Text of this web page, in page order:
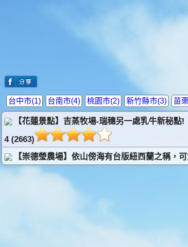
台中市(1) 台南市(4) 桃園市(2) 新竹縣市(3) 苗
【花蓮景點】吉蒸牧場-瑞穗另一處乳牛新秘點!
4 (2663)
【崇德瑩農場】依山傍海有台版紐西蘭之稱，